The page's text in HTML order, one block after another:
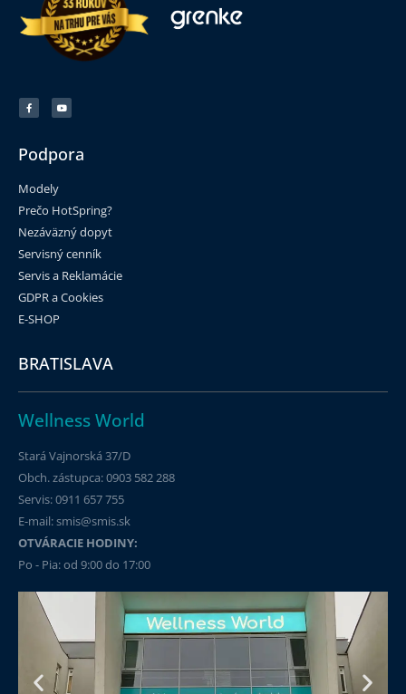
Podpora
Modely
Prečo HotSpring?
Nezáväzný dopyt
Servisný cenník
Servis a Reklamácie
GDPR a Cookies
E-SHOP
BRATISLAVA
Wellness World
Stará Vajnorská 37/D
Obch. zástupca: 0903 582 288
Servis: 0911 657 755
E-mail: smis@smis.sk
OTVÁRACIE HODINY:
Po - Pia: od 9:00 do 17:00